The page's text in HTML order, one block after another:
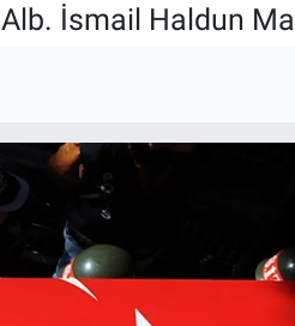
Alb. İsmail Haldun